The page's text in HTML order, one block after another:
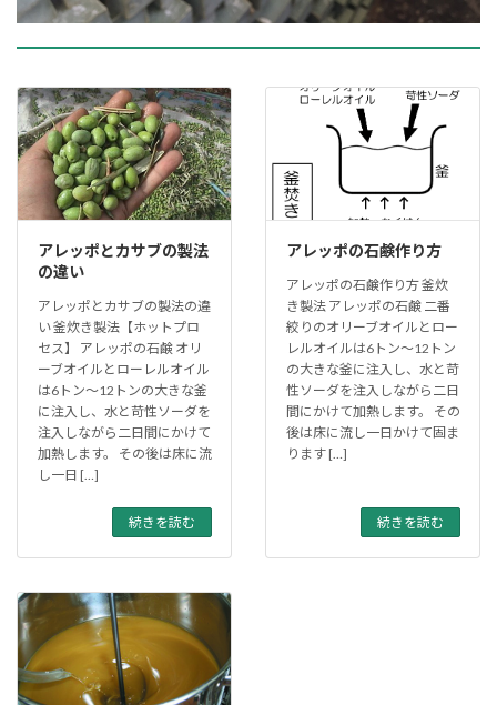
アレッポとカサブの製法
の違い
アレッポとカサブの製法の違
い 釜炊き製法【ホットプロ
セス】 アレッポの石鹸 オリ
ーブオイルとローレルオイル
は6トン～12トンの大きな釜
に注入し、水と苛性ソーダを
注入しながら二日間にかけて
加熱します。 その後は床に流
し一日 […]
続きを読む
アレッポの石鹸作り方
アレッポの石鹸作り方 釜炊
き製法 アレッポの石鹸 二番
絞りのオリーブオイルとロー
レルオイルは6トン～12トン
の大きな釜に注入し、水と苛
性ソーダを注入しながら二日
間にかけて加熱します。 その
後は床に流し一日かけて固ま
ります […]
続きを読む